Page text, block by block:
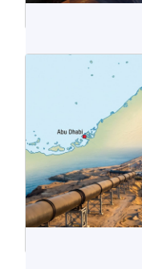
תקיפות
הברית?